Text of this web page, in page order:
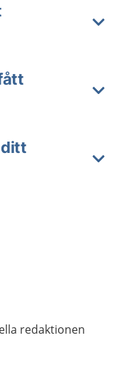
ditt
redaktionen